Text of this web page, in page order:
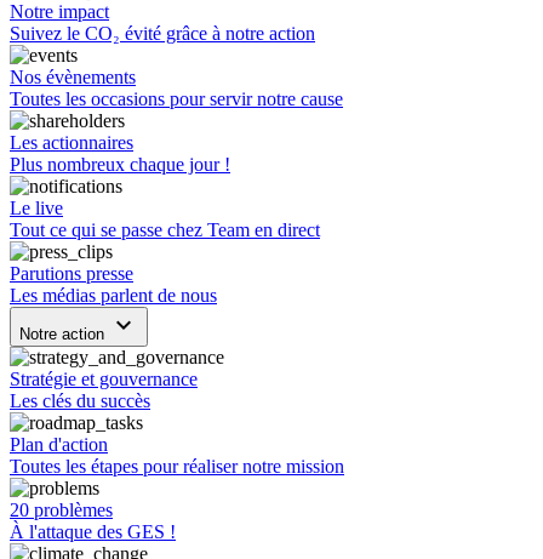
Notre impact
Suivez le CO₂ évité grâce à notre action
Nos évènements
Toutes les occasions pour servir notre cause
Les actionnaires
Plus nombreux chaque jour !
Le live
Tout ce qui se passe chez Team en direct
Parutions presse
Les médias parlent de nous
Notre action keyboard_arrow_down
Stratégie et gouvernance
Les clés du succès
Plan d'action
Toutes les étapes pour réaliser notre mission
20 problèmes
À l'attaque des GES !